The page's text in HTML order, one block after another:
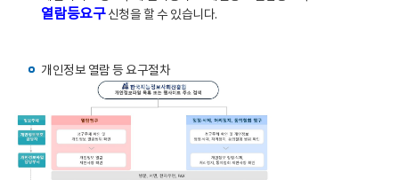
열람등요구신청을 할 수 있습니다.
개인정보 열람 등 요구절차